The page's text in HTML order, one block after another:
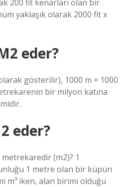
200 fit kenarları olan bir
yaklaşık olarak 2000 fit x
eder?
gösterilir), 1000 m × 1000
bir milyon katına
eder?
(m2)? 1
1 metre olan bir küpün
m³ iken, alan birimi olduğu